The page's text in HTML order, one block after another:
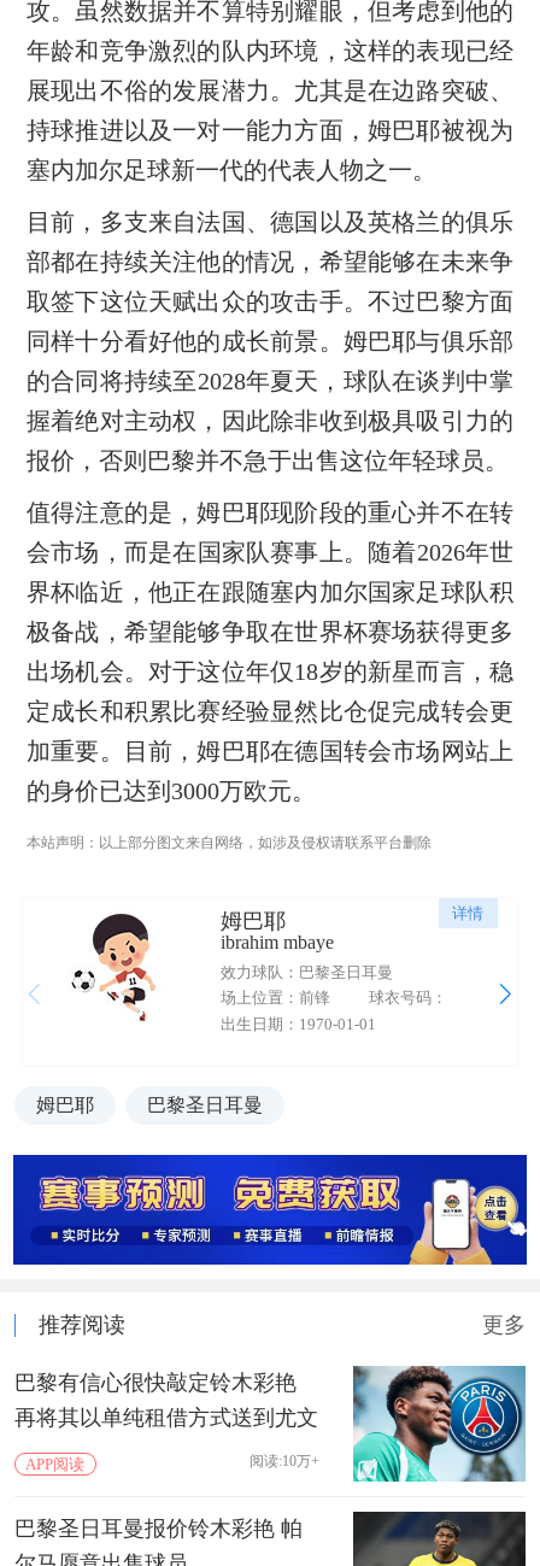
攻。虽然数据并不算特别耀眼，但考虑到他的
年龄和竞争激烈的队内环境，这样的表现已经
展现出不俗的发展潜力。尤其是在边路突破、
持球推进以及一对一能力方面，姆巴耶被视为
塞内加尔足球新一代的代表人物之一。
目前，多支来自法国、德国以及英格兰的俱乐
部都在持续关注他的情况，希望能够在未来争
取签下这位天赋出众的攻击手。不过巴黎方面
同样十分看好他的成长前景。姆巴耶与俱乐部
的合同将持续至2028年夏天，球队在谈判中掌
握着绝对主动权，因此除非收到极具吸引力的
报价，否则巴黎并不急于出售这位年轻球员。
值得注意的是，姆巴耶现阶段的重心并不在转
会市场，而是在国家队赛事上。随着2026年世
界杯临近，他正在跟随塞内加尔国家足球队积
极备战，希望能够争取在世界杯赛场获得更多
出场机会。对于这位年仅18岁的新星而言，稳
定成长和积累比赛经验显然比仓促完成转会更
加重要。目前，姆巴耶在德国转会市场网站上
的身价已达到3000万欧元。
本站声明：以上部分图文来自网络，如涉及侵权请联系平台删除
详情
姆巴耶
ibrahim mbaye
效力球队：巴黎圣日耳曼
场上位置：前锋
球衣号码：
出生日期：1970-01-01
姆巴耶 巴黎圣日耳曼
推荐阅读 更多
巴黎有信心很快敲定铃木彩艳
再将其以单纯租借方式送到尤文
APP阅读 阅读:10万+
巴黎圣日耳曼报价铃木彩艳 帕